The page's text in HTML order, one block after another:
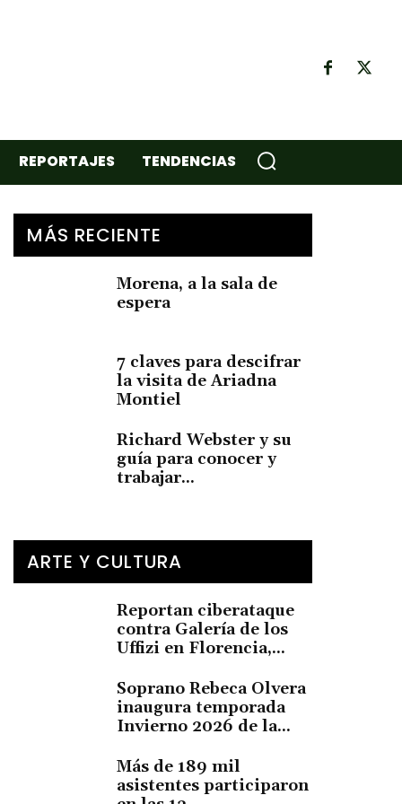
REPORTAJES TENDENCIAS
MÁS RECIENTE
Morena, a la sala de
espera
7 claves para descifrar
la visita de Ariadna
Montiel
Richard Webster y su
guía para conocer y
trabajar...
ARTE Y CULTURA
Reportan ciberataque
contra Galería de los
Uffizi en Florencia,...
Soprano Rebeca Olvera
inaugura temporada
Invierno 2026 de la...
Más de 189 mil
asistentes participaron